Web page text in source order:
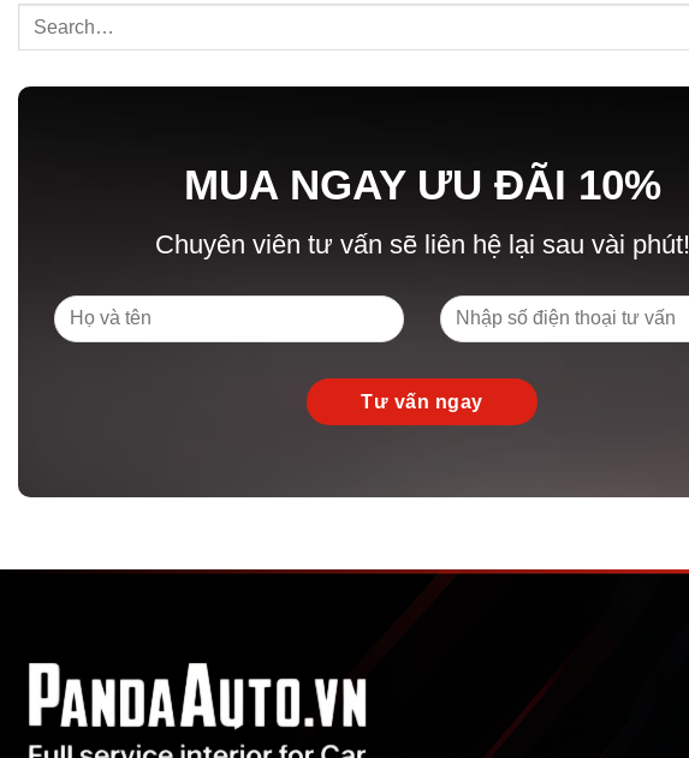
MUA NGAY ƯU ĐÃI 10%
Chuyên viên tư vấn sẽ liên hệ lại sau vài phút!